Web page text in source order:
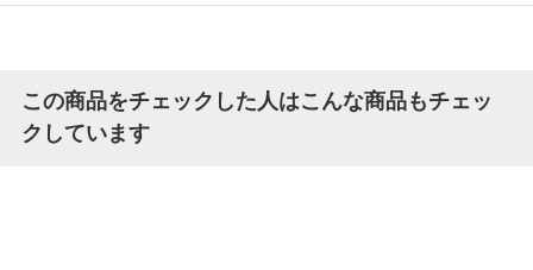
この商品をチェックした人はこんな商品もチェッ
クしています